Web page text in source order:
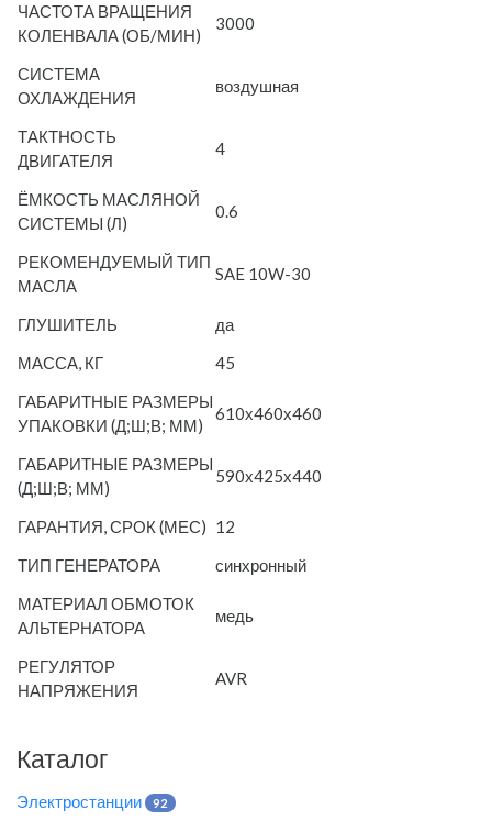
ЧАСТОТА ВРАЩЕНИЯ
КОЛЕНВАЛА (ОБ/МИН)
3000
СИСТЕМА
ОХЛАЖДЕНИЯ
воздушная
ТАКТНОСТЬ
ДВИГАТЕЛЯ
4
ЁМКОСТЬ МАСЛЯНОЙ
СИСТЕМЫ (Л)
0.6
РЕКОМЕНДУЕМЫЙ ТИП
МАСЛА
SAE 10W-30
ГЛУШИТЕЛЬ
да
МАССА, КГ
45
ГАБАРИТНЫЕ РАЗМЕРЫ
УПАКОВКИ (Д;Ш;В; ММ)
610х460х460
ГАБАРИТНЫЕ РАЗМЕРЫ
(Д;Ш;В; ММ)
590х425х440
ГАРАНТИЯ, СРОК (МЕС) 12
ТИП ГЕНЕРАТОРА
синхронный
МАТЕРИАЛ ОБМОТОК
АЛЬТЕРНАТОРА
медь
РЕГУЛЯТОР
НАПРЯЖЕНИЯ
AVR
Каталог
Электростанции 92